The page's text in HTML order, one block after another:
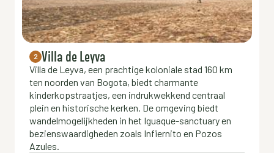
2 Villa de Leyva
Villa de Leyva, een prachtige koloniale stad 160 km
ten noorden van Bogota, biedt charmante
kinderkopstraatjes, een indrukwekkend centraal
plein en historische kerken. De omgeving biedt
wandelmogelijkheden in het Iguaque-sanctuary en
bezienswaardigheden zoals Infiernito en Pozos
Azules.